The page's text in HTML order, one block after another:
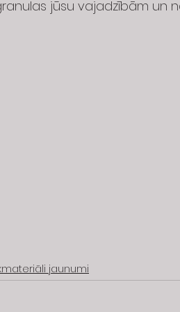
jūsu vajadzībām un
jaunumi